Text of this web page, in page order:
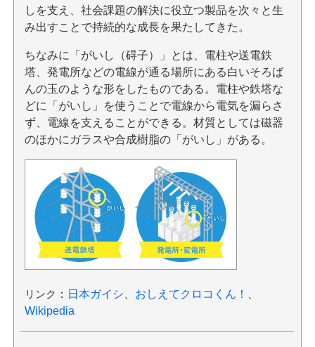
しを支え、社会課題の解決に役立つ製品を次々と生
み出すことで持続的な成長を果たしてきた。
ちなみに「がいし（碍子）」とは、電柱や送電鉄
塔、発電所などの電線が通る場所にある白いそろば
んの玉のような形をしたものである。電柱や鉄塔な
どに「がいし」を使うことで電線から電気を漏らさ
ず、電線を支えることができる。材質としては磁器
のほかにガラスや合成樹脂の「がいし」がある。
リンク ： 日本ガイシ おしえてクロコくん！
Wikipedia